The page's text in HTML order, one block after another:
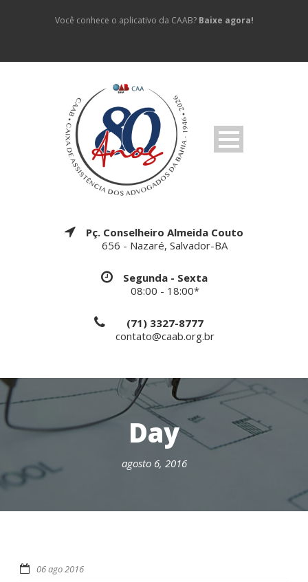
Você conhece o aplicativo da CAAB? Baixe agora!
Pç. Conselheiro Almeida Couto
656 - Nazaré, Salvador-BA
Segunda - Sexta
08:00 - 18:00*
(71) 3327-8777
contato@caab.org.br
Day
agosto 6, 2016
06 ago 2016